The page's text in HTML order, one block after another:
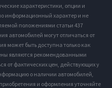
характеристики, опции и
информационный характер и не
положениями статьи 437
автомобилей могут отличаться от
может быть доступна только как
являются рекомендованными
от фактических цен, действующих у
о наличии автомобилей,
и оформления уточняйте